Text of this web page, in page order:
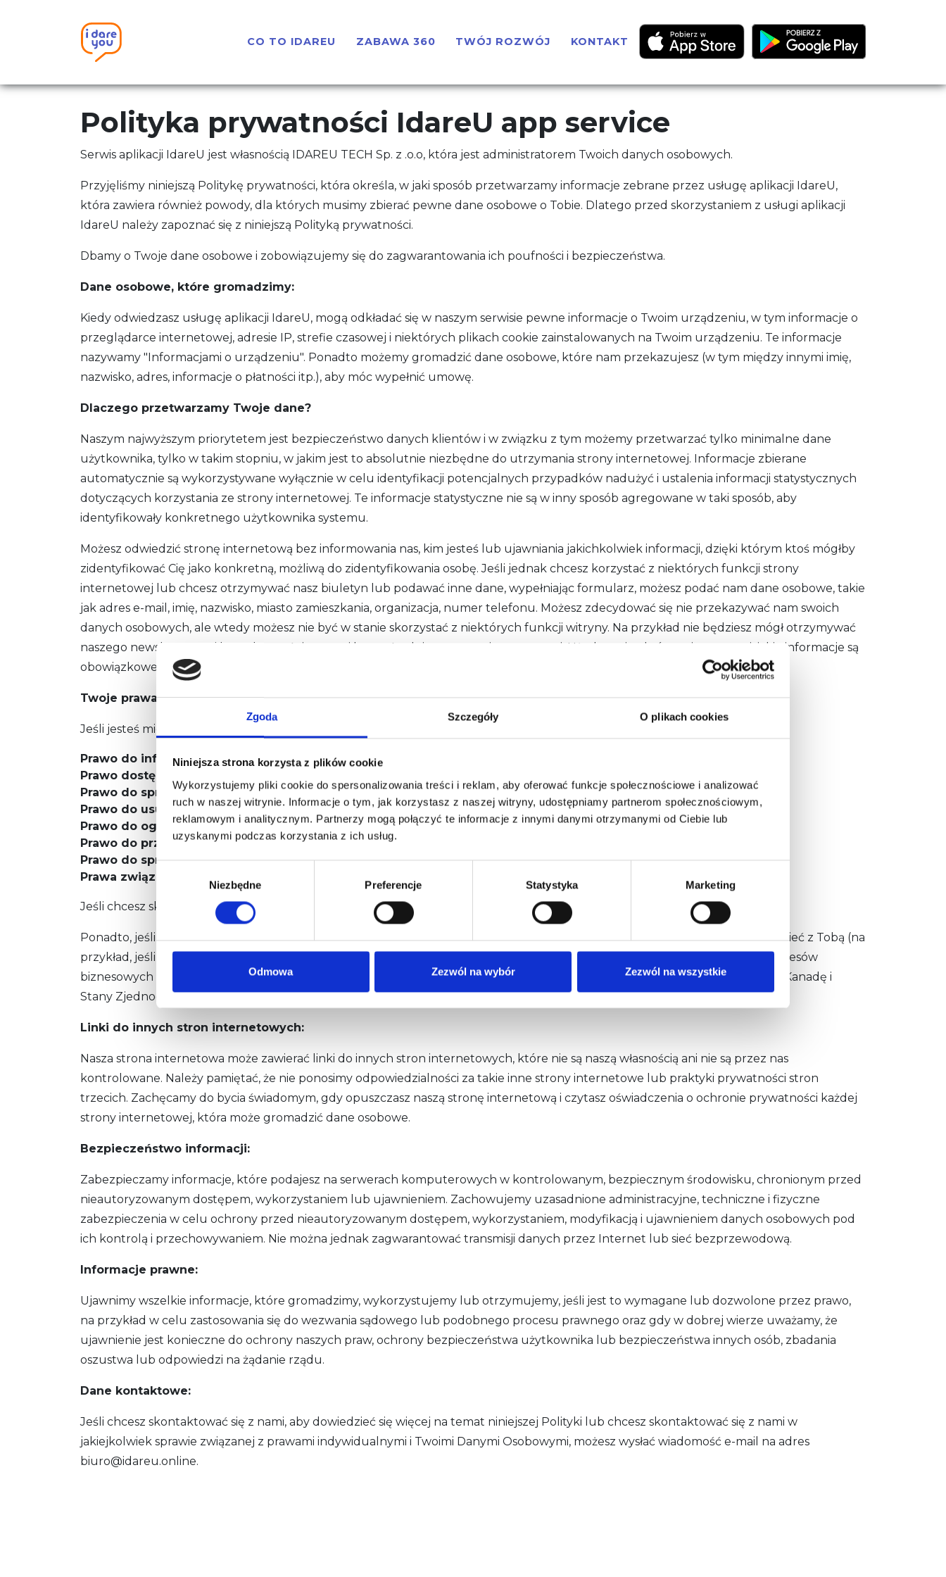
Zgoda Szczegóły O plikach cookies
Niniejsza strona korzysta z plików cookie
Wykorzystujemy pliki cookie do spersonalizowania treści i reklam, aby oferować funkcje społecznościowe i analizować
ruch w naszej witrynie. Informacje o tym, jak korzystasz z naszej witryny, udostępniamy partnerom społecznościowym,
reklamowym i analitycznym. Partnerzy mogą połączyć te informacje z innymi danymi otrzymanymi od Ciebie lub
uzyskanymi podczas korzystania z ich usług.
Niezbędne Preferencje Statystyka Marketing
Odmowa Zezwól na wybór Zezwól na wszystkie
CO TO IDAREU ZABAWA 360 TWÓJ ROZWÓJ KONTAKT
Polityka prywatności IdareU app service
Serwis aplikacji IdareU jest własnością IDAREU TECH Sp. z .o.o, która jest administratorem Twoich danych osobowych.
Przyjęliśmy niniejszą Politykę prywatności, która określa, w jaki sposób przetwarzamy informacje zebrane przez usługę aplikacji IdareU,
która zawiera również powody, dla których musimy zbierać pewne dane osobowe o Tobie. Dlatego przed skorzystaniem z usługi aplikacji
IdareU należy zapoznać się z niniejszą Polityką prywatności.
Dbamy o Twoje dane osobowe i zobowiązujemy się do zagwarantowania ich poufności i bezpieczeństwa.
Dane osobowe, które gromadzimy:
Kiedy odwiedzasz usługę aplikacji IdareU, mogą odkładać się w naszym serwisie pewne informacje o Twoim urządzeniu, w tym informacje o
przeglądarce internetowej, adresie IP, strefie czasowej i niektórych plikach cookie zainstalowanych na Twoim urządzeniu. Te informacje
nazywamy "Informacjami o urządzeniu". Ponadto możemy gromadzić dane osobowe, które nam przekazujesz (w tym między innymi imię,
nazwisko, adres, informacje o płatności itp.), aby móc wypełnić umowę.
Dlaczego przetwarzamy Twoje dane?
Naszym najwyższym priorytetem jest bezpieczeństwo danych klientów i w związku z tym możemy przetwarzać tylko minimalne dane
użytkownika, tylko w takim stopniu, w jakim jest to absolutnie niezbędne do utrzymania strony internetowej. Informacje zbierane
automatycznie są wykorzystywane wyłącznie w celu identyfikacji potencjalnych przypadków nadużyć i ustalenia informacji statystycznych
dotyczących korzystania ze strony internetowej. Te informacje statystyczne nie są w inny sposób agregowane w taki sposób, aby
identyfikowały konkretnego użytkownika systemu.
Możesz odwiedzić stronę internetową bez informowania nas, kim jesteś lub ujawniania jakichkolwiek informacji, dzięki którym ktoś mógłby
zidentyfikować Cię jako konkretną, możliwą do zidentyfikowania osobę. Jeśli jednak chcesz korzystać z niektórych funkcji strony
internetowej lub chcesz otrzymywać nasz biuletyn lub podawać inne dane, wypełniając formularz, możesz podać nam dane osobowe, takie
jak adres e-mail, imię, nazwisko, miasto zamieszkania, organizacja, numer telefonu. Możesz zdecydować się nie przekazywać nam swoich
danych osobowych, ale wtedy możesz nie być w stanie skorzystać z niektórych funkcji witryny. Na przykład nie będziesz mógł otrzymywać
naszego newslettera ani kontaktować się z nami bezpośrednio ze strony internetowej. Użytkownicy, którzy nie są pewni, jakie informacje są
obowiązkowe, mogą skontaktować się z nami za pośrednictwem biuro@idareu.online.
Twoje prawa:
Jeśli jesteś mieszkańcem Europy, przysługują Ci następujące prawa związane z Twoimi danymi osobowymi:
Prawo do informacji.
Prawo dostępu.
Prawo do sprostowania.
Prawo do usunięcia danych.
Prawo do ograniczenia przetwarzania.
Prawo do przenoszenia danych.
Prawo do sprzeciwu.
Prawa związane ze zautomatyzowanym podejmowaniem decyzji i profilowaniem.
Jeśli chcesz skorzystać z tego prawa, skontaktuj się z nami za pomocą poniższych danych kontaktowych.
Ponadto, jeśli jesteś mieszkańcem Europy, zauważamy, że przetwarzamy Twoje dane w celu realizacji umów, które możemy mieć z Tobą (na
przykład, jeśli złożysz zamówienie za pośrednictwem Witryny) lub w inny sposób w celu realizacji naszych uzasadnionych interesów
biznesowych wymienionych powyżej. Ponadto należy pamiętać, że Twoje dane mogą być przekazywane poza Europę, w tym Kanadę i
Stany Zjednoczone.
Linki do innych stron internetowych:
Nasza strona internetowa może zawierać linki do innych stron internetowych, które nie są naszą własnością ani nie są przez nas
kontrolowane. Należy pamiętać, że nie ponosimy odpowiedzialności za takie inne strony internetowe lub praktyki prywatności stron
trzecich. Zachęcamy do bycia świadomym, gdy opuszczasz naszą stronę internetową i czytasz oświadczenia o ochronie prywatności każdej
strony internetowej, która może gromadzić dane osobowe.
Bezpieczeństwo informacji:
Zabezpieczamy informacje, które podajesz na serwerach komputerowych w kontrolowanym, bezpiecznym środowisku, chronionym przed
nieautoryzowanym dostępem, wykorzystaniem lub ujawnieniem. Zachowujemy uzasadnione administracyjne, techniczne i fizyczne
zabezpieczenia w celu ochrony przed nieautoryzowanym dostępem, wykorzystaniem, modyfikacją i ujawnieniem danych osobowych pod
ich kontrolą i przechowywaniem. Nie można jednak zagwarantować transmisji danych przez Internet lub sieć bezprzewodową.
Informacje prawne:
Ujawnimy wszelkie informacje, które gromadzimy, wykorzystujemy lub otrzymujemy, jeśli jest to wymagane lub dozwolone przez prawo,
na przykład w celu zastosowania się do wezwania sądowego lub podobnego procesu prawnego oraz gdy w dobrej wierze uważamy, że
ujawnienie jest konieczne do ochrony naszych praw, ochrony bezpieczeństwa użytkownika lub bezpieczeństwa innych osób, zbadania
oszustwa lub odpowiedzi na żądanie rządu.
Dane kontaktowe:
Jeśli chcesz skontaktować się z nami, aby dowiedzieć się więcej na temat niniejszej Polityki lub chcesz skontaktować się z nami w
jakiejkolwiek sprawie związanej z prawami indywidualnymi i Twoimi Danymi Osobowymi, możesz wysłać wiadomość e-mail na adres
biuro@idareu.online.